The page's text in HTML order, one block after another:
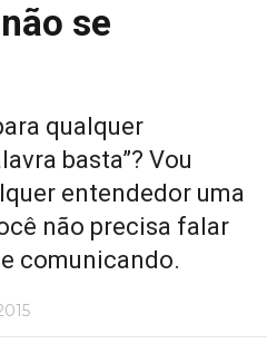
se
qualquer
basta”? Vou
entendedor uma
não precisa falar
comunicando.